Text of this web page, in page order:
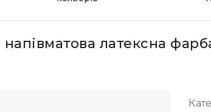
напівматова латексна